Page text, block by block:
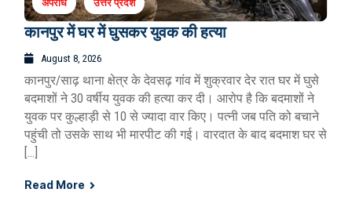
अपराध उत्तर प्रदेश
कानपुर में घर में घुसकर युवक की हत्या
August 8, 2026
कानपुर/साढ़ थाना क्षेत्र के देवसढ़ गांव में शुक्रवार देर रात घर में घुसे
बदमाशों ने 30 वर्षीय युवक की हत्या कर दी। आरोप है कि बदमाशों ने
युवक पर कुल्हाड़ी से 10 से ज्यादा वार किए। पत्नी जब पति को बचाने
पहुंची तो उसके साथ भी मारपीट की गई। वारदात के बाद बदमाश घर से
[…]
Read More